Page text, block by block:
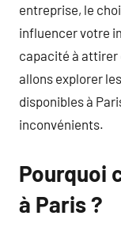
entreprise, le
influencer votre
capacité à attirer
allons explorer
disponibles à
inconvénients.
Pourquoi
à Paris ?